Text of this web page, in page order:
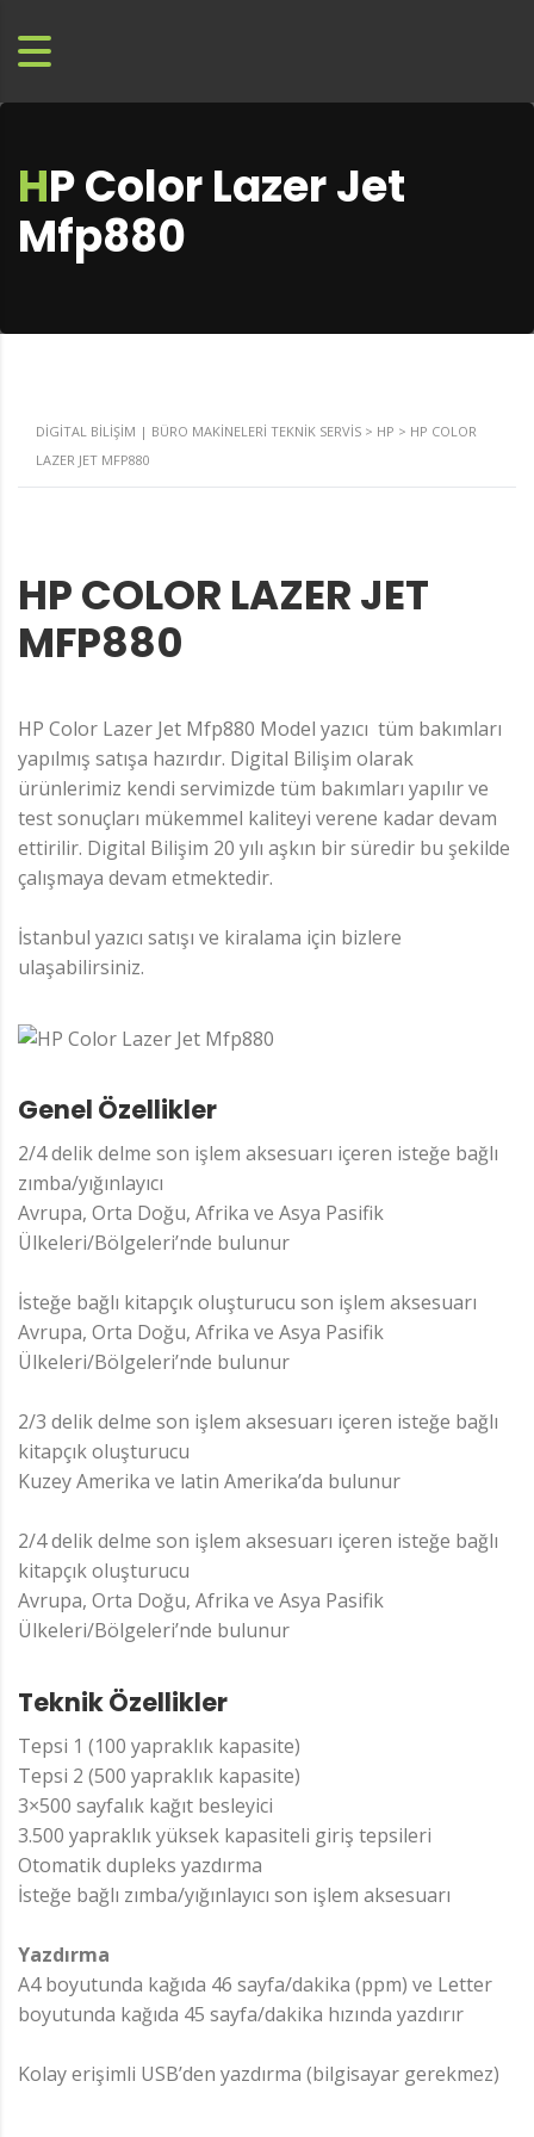
HP Color Lazer Jet
Mfp880
DIGITAL BILIŞIM | BÜRO MAKINELERI TEKNIK SERVIS > HP > HP COLOR
LAZER JET MFP880
HP COLOR LAZER JET
MFP880
HP Color Lazer Jet Mfp880 Model yazıcı tüm bakımları
yapılmış satışa hazırdır. Digital Bilişim olarak
ürünlerimiz kendi servimizde tüm bakımları yapılır ve
test sonuçları mükemmel kaliteyi verene kadar devam
ettirilir. Digital Bilişim 20 yılı aşkın bir süredir bu şekilde
çalışmaya devam etmektedir.
İstanbul yazıcı satışı ve kiralama için bizlere
ulaşabilirsiniz.
Genel Özellikler
2/4 delik delme son işlem aksesuarı içeren isteğe bağlı
zımba/yığınlayıcı
Avrupa, Orta Doğu, Afrika ve Asya Pasifik
Ülkeleri/Bölgeleri’nde bulunur
İsteğe bağlı kitapçık oluşturucu son işlem aksesuarı
Avrupa, Orta Doğu, Afrika ve Asya Pasifik
Ülkeleri/Bölgeleri’nde bulunur
2/3 delik delme son işlem aksesuarı içeren isteğe bağlı
kitapçık oluşturucu
Kuzey Amerika ve latin Amerika’da bulunur
2/4 delik delme son işlem aksesuarı içeren isteğe bağlı
kitapçık oluşturucu
Avrupa, Orta Doğu, Afrika ve Asya Pasifik
Ülkeleri/Bölgeleri’nde bulunur
Teknik Özellikler
Tepsi 1 (100 yapraklık kapasite)
Tepsi 2 (500 yapraklık kapasite)
3×500 sayfalık kağıt besleyici
3.500 yapraklık yüksek kapasiteli giriş tepsileri
Otomatik dupleks yazdırma
İsteğe bağlı zımba/yığınlayıcı son işlem aksesuarı
Yazdırma
A4 boyutunda kağıda 46 sayfa/dakika (ppm) ve Letter
boyutunda kağıda 45 sayfa/dakika hızında yazdırır
Kolay erişimli USB’den yazdırma (bilgisayar gerekmez)